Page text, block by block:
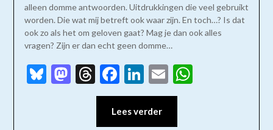
alleen domme antwoorden. Uitdrukkingen die veel gebruikt
worden. Die wat mij betreft ook waar zijn. En toch…? Is dat
ook zo als het om geloven gaat? Mag je dan ook alles
vragen? Zijn er dan echt geen domme…
Bluesky
Mastodon
Threads
Facebook
LinkedIn
Email
Lees verder